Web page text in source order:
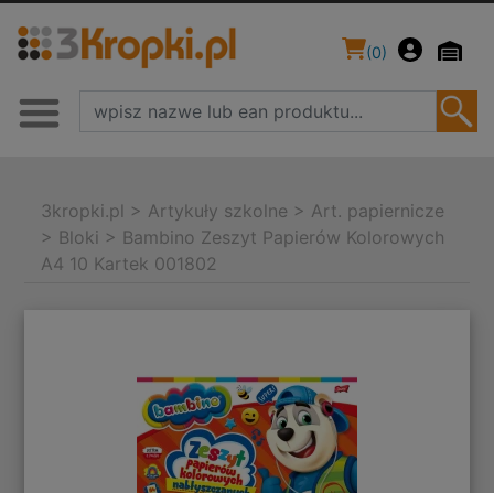
(0)
3kropki.pl > Artykuły szkolne > Art. papiernicze
> Bloki > Bambino Zeszyt Papierów Kolorowych
A4 10 Kartek 001802